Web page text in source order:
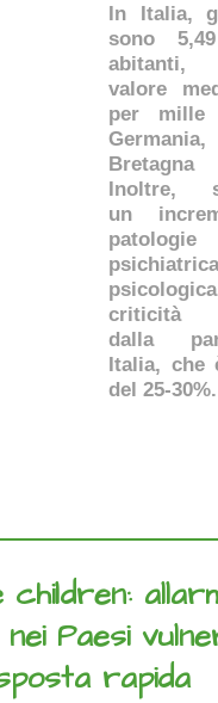
In Italia,
sono
abitanti,
valore
per mille
Inoltre,
un
criticità
dalla
Italia, che
del 25-30%.
children:
Paesi
rapida